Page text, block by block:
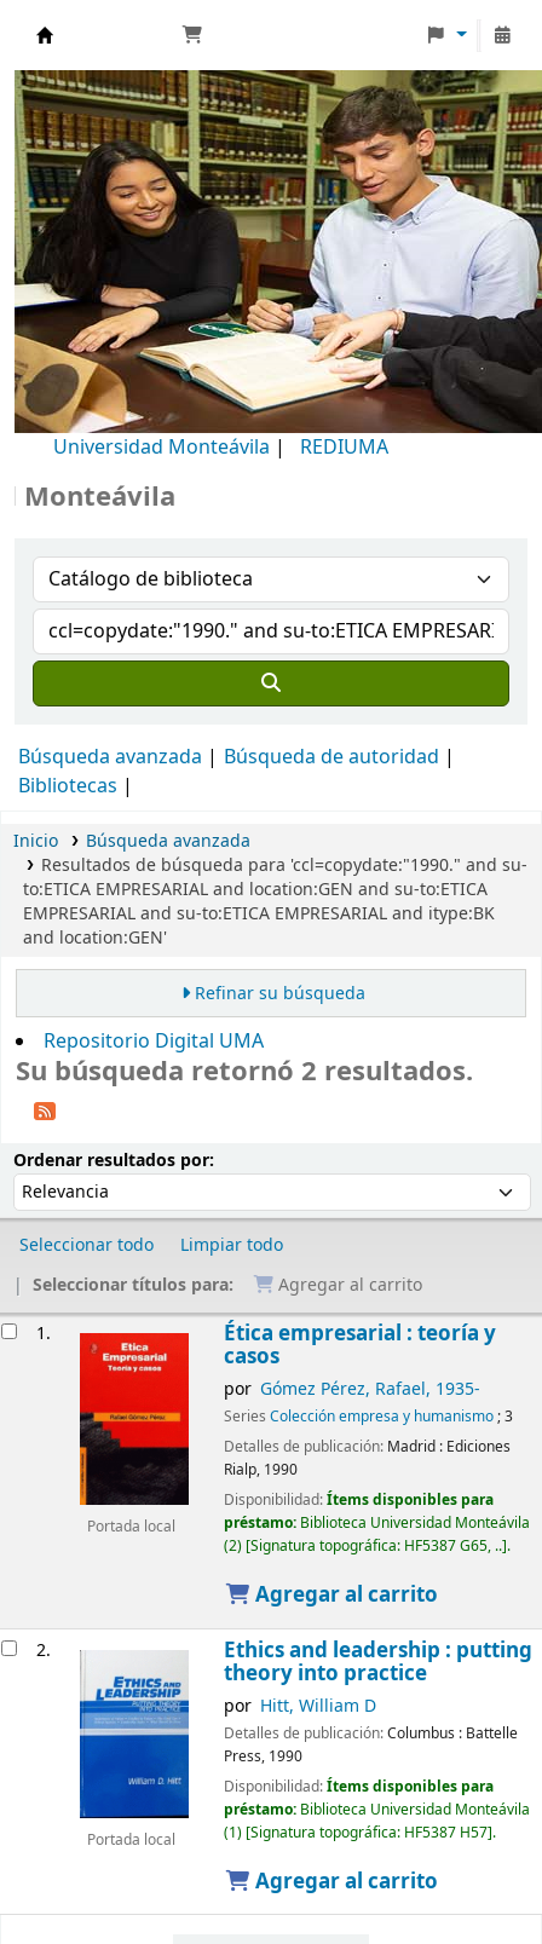
Biblioteca Universidad Monteávila
Universidad Monteávila | REDIUMA
Búsqueda avanzada
Búsqueda de autoridad
Bibliotecas
Inicio
Búsqueda avanzada
Resultados de búsqueda para 'ccl=copydate:"1990." and su-
to:ETICA EMPRESARIAL and location:GEN and su-to:ETICA
EMPRESARIAL and su-to:ETICA EMPRESARIAL and itype:BK
and location:GEN'
Refinar su búsqueda
Repositorio Digital UMA
Su búsqueda retornó 2 resultados.
Ordenar resultados por:
Seleccionar todo
Limpiar todo
Seleccionar títulos para:
Agregar al carrito
1.
Portada local
Ética empresarial : teoría y
casos
por Gómez Pérez, Rafael, 1935-
Series Colección empresa y humanismo; 3
Detalles de publicación: Madrid : Ediciones
Rialp, 1990
Disponibilidad:Ítems disponibles para
préstamo: Biblioteca Universidad Monteávila
(2) Signatura topográfica: HF5387 G65, .. .
Agregar al carrito
2.
Portada local
Ethics and leadership : putting
theory into practice
por Hitt, William D
Detalles de publicación:Columbus : Battelle
Press, 1990
Disponibilidad:Ítems disponibles para
préstamo: Biblioteca Universidad Monteávila
(1) Signatura topográfica: HF5387 H57 .
Agregar al carrito